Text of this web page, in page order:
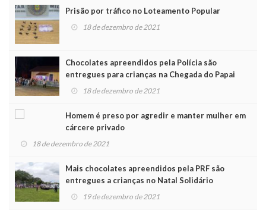
Prisão por tráfico no Loteamento Popular
18 de dezembro de 2021
Chocolates apreendidos pela Polícia são
entregues para crianças na Chegada do Papai
Noel 18 de dezembro de 2021
Homem é preso por agredir e manter mulher em
cárcere privado
18 de dezembro de 2021
Mais chocolates apreendidos pela PRF são
entregues a crianças no Natal Solidário
19 de dezembro de 2021